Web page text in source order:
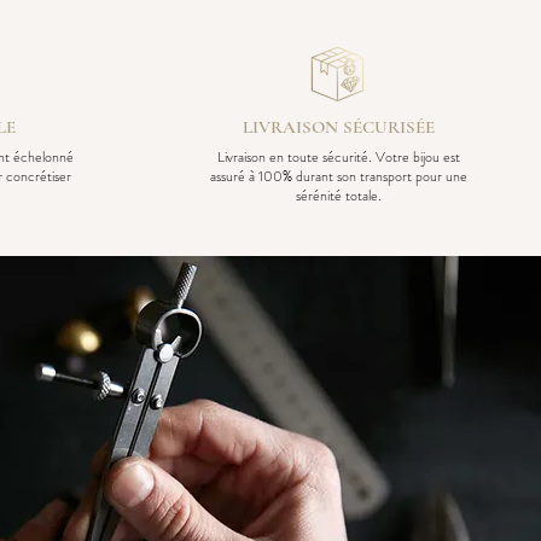
échelonné
concrétiser
LIVRAISON SÉCURISÉE
Livraison en toute sécurité. Votre bijou est
assuré à 100% durant son transport pour une
sérénité totale.